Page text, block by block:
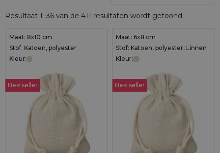
Resultaat 1–36 van de 411 resultaten wordt getoond
Maat: 8x10 cm
Stof: Katoen, polyester
Kleur:
Bestseller
Maat: 6x8 cm
Stof: Katoen, polyester, Linnen
Kleur:
Bestseller